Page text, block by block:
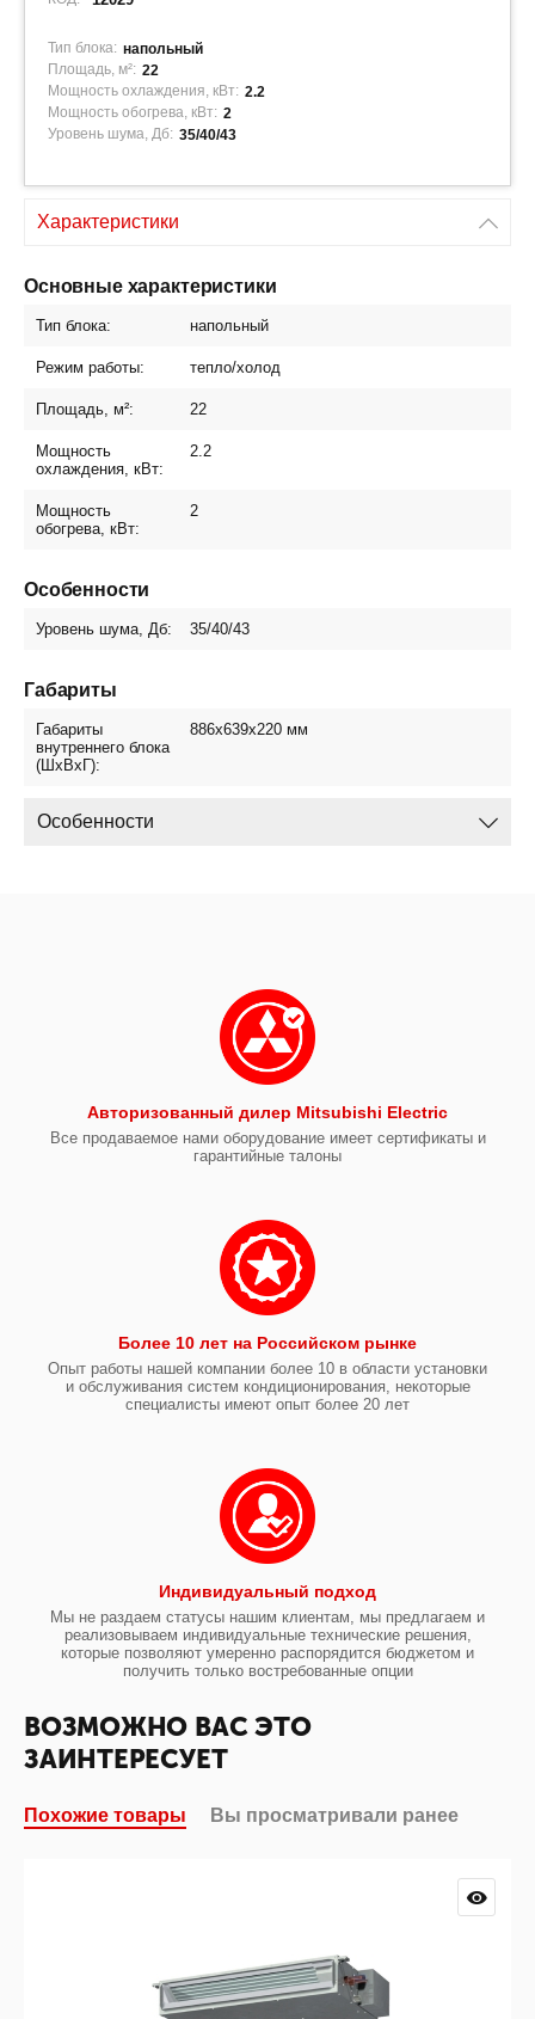
Тип блока: напольный
Площадь, м²: 22
Мощность охлаждения, кВт: 2.2
Мощность обогрева, кВт: 2
Уровень шума, Дб: 35/40/43
Характеристики
Основные характеристики
Тип блока: напольный
Режим работы: тепло/холод
Площадь, м²: 22
Мощность
охлаждения, кВт:
2.2
Мощность
обогрева, кВт:
2
Особенности
Уровень шума, Дб: 35/40/43
Габариты
Габариты
внутреннего блока
(ШxВxГ):
886x639x220 мм
Особенности
Авторизованный дилер Mitsubishi Electric
Все продаваемое нами оборудование имеет сертификаты и
гарантийные талоны
Более 10 лет на Российском рынке
Опыт работы нашей компании более 10 в области установки
и обслуживания систем кондиционирования, некоторые
специалисты имеют опыт более 20 лет
Индивидуальный подход
Мы не раздаем статусы нашим клиентам, мы предлагаем и
реализовываем индивидуальные технические решения,
которые позволяют умеренно распорядится бюджетом и
получить только востребованные опции
ВОЗМОЖНО ВАС ЭТО
ЗАИНТЕРЕСУЕТ
Похожие товары Вы просматривали ранее